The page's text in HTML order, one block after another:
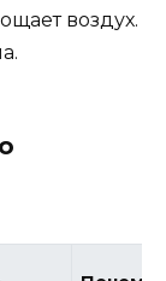
воздух.